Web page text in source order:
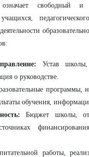
свободный и
Устав школы,
о руководстве.
программы,
обучения,
Бюджет школы,
работы,